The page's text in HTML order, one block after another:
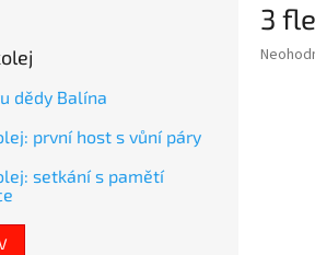
dědy Balína
první host s vůní páry
setkání s pamětí
3